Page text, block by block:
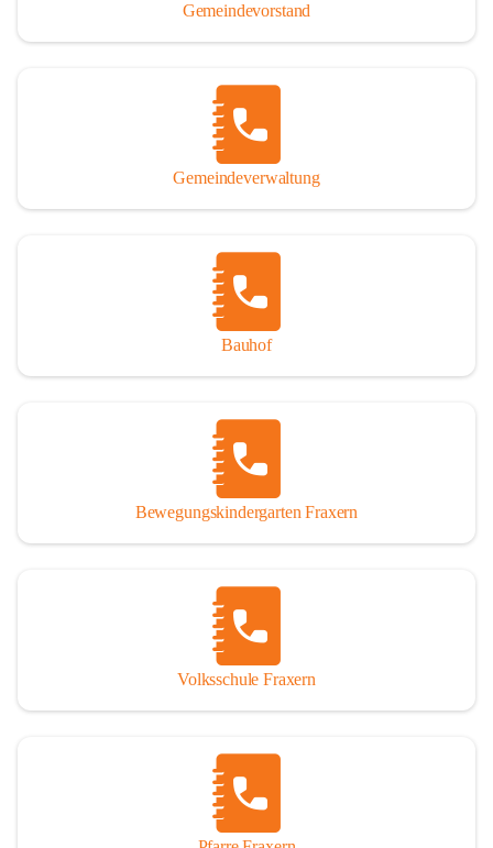
Gemeindevorstand
Gemeindeverwaltung
Bauhof
Bewegungskindergarten Fraxern
Volksschule Fraxern